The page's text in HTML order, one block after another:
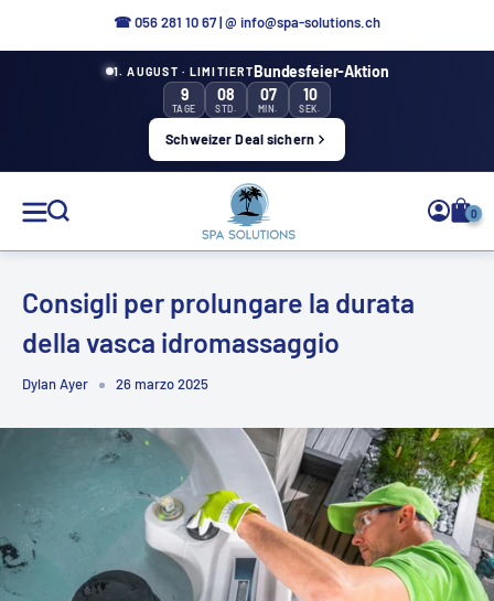
☎056 281 10 67|@ info@spa-solutions.ch
1. AUGUST · LIMITIERTBundesfeier-Aktion
9
TAGE
08
STD.
07
MIN.
09
SEK.
Schweizer Deal sichern
Soluzioni
Spa
0
Consigli per prolungare la durata
della vasca idromassaggio
Dylan Ayer 26 marzo 2025